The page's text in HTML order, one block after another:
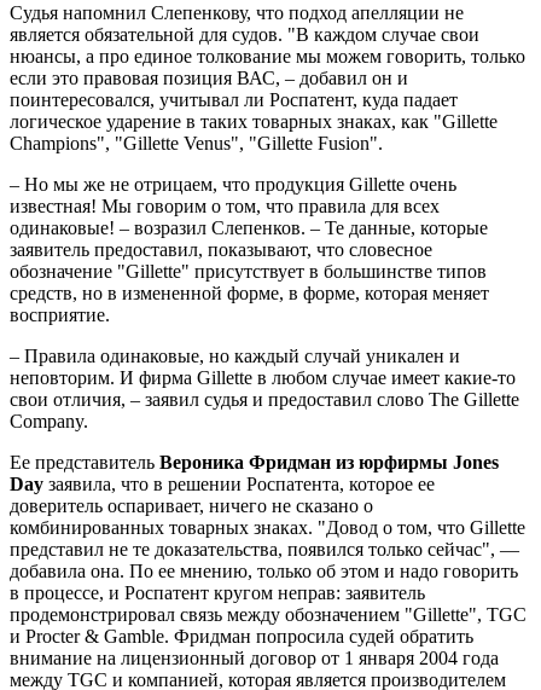
Судья напомнил Слепенкову, что подход апелляции не
является обязательной для судов. "В каждом случае свои
нюансы, а про единое толкование мы можем говорить, только
если это правовая позиция ВАС, – добавил он и
поинтересовался, учитывал ли Роспатент, куда падает
логическое ударение в таких товарных знаках, как "Gillette
Champions", "Gillette Venus", "Gillette Fusion".
– Но мы же не отрицаем, что продукция Gillette очень
известная! Мы говорим о том, что правила для всех
одинаковые! – возразил Слепенков. – Те данные, которые
заявитель предоставил, показывают, что словесное
обозначение "Gillette" присутствует в большинстве типов
средств, но в измененной форме, в форме, которая меняет
восприятие.
– Правила одинаковые, но каждый случай уникален и
неповторим. И фирма Gillette в любом случае имеет какие-то
свои отличия, – заявил судья и предоставил слово The Gillette
Company.
Ее представитель Вероника Фридман из юрфирмы Jones
Day заявила, что в решении Роспатента, которое ее
доверитель оспаривает, ничего не сказано о
комбинированных товарных знаках. "Довод о том, что Gillette
представил не те доказательства, появился только сейчас", —
добавила она. По ее мнению, только об этом и надо говорить
в процессе, и Роспатент кругом неправ: заявитель
продемонстрировал связь между обозначением "Gillette", TGC
и Procter & Gamble. Фридман попросила судей обратить
внимание на лицензионный договор от 1 января 2004 года
между TGC и компанией, которая является производителем